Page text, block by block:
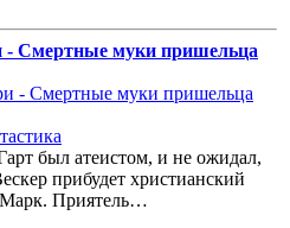
- Смертные муки пришельца
был атеистом, и не ожидал,
прибудет христианский
Приятель…